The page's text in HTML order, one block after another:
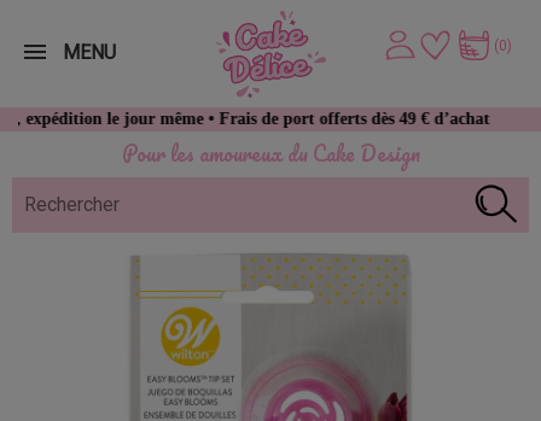
Pour les amoureux du Cake Design
le jour même • Frais de port offerts dès 49 € d’achat
(0)
MENU